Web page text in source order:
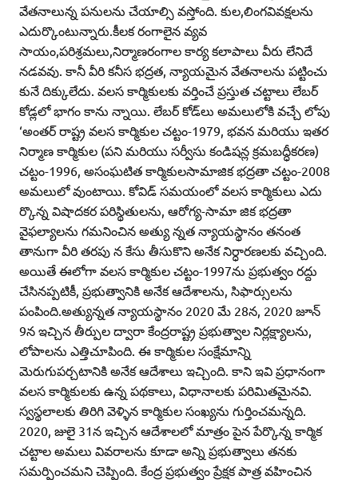
వేతనాలున్న పనులను చేయాల్సి వస్తోంది. కుల,లింగవివక్షలను
ఎదుర్కొంటున్నారు.కీలక రంగాలైన వ్యవ
సాయం,పరిశ్రమలు,నిర్మాణరంగాల కార్య కలాపాలు వీరు లేనిదే
నడవవు. కానీ వీరి కనీస భద్రత, న్యాయమైన వేతనాలను పట్టించు
కునే దిక్కులేదు. వలస కార్మికులకు వర్తించే ప్రస్తుత చట్టాలు లేబర్‌
కోడ్లలో భాగం కాను న్నాయి. లేబర్‌ కోడ్‌లు అమలులోకి వచ్చే లోపు
‘అంతర్‌ రాష్ట్ర వలస కార్మికుల చట్టం-1979, భవన మరియు ఇతర
నిర్మాణ కార్మికుల (పని మరియు సర్వీసు కండిషన్ల క్రమబద్ధీకరణ)
చట్టం-1996, అసంఘటిత కార్మికులసామాజిక భద్రతా చట్టం-2008
అమలులో వుంటాయి. కోవిడ్‌ సమయంలో వలస కార్మికులు ఎదు
ర్కొన్న విషాదకర పరిస్థితులను, ఆరోగ్య-సామా జిక భద్రతా
వైఫల్యాలను గమనించిన అత్యు న్నత న్యాయస్థానం తనంత
తానుగా వీరి తరపు న కేసు తీసుకొని అనేక నిర్ధారణలకు వచ్చింది.
అయితే ఈలోగా వలస కార్మికుల చట్టం-1997ను ప్రభుత్వం రద్దు
చేసినప్పటికీ, ప్రభుత్వానికి అనేక ఆదేశాలను, సిఫార్సులను
పంపింది.అత్యున్నత న్యాయస్థానం 2020 మే 28న, 2020 జూన్‌
9న ఇచ్చిన తీర్పుల ద్వారా కేంద్రరాష్ట్ర ప్రభుత్వాల నిర్లక్ష్యాలను,
లోపాలను ఎత్తిచూపింది. ఈ కార్మికుల సంక్షేమాన్ని
మెరుగుపర్చటానికి అనేక ఆదేశాలు ఇచ్చింది. కాని ఇవి ప్రధానంగా
వలస కార్మికులకు ఉన్న పథకాలు, విధానాలకు పరిమితమైనవి.
స్వస్థలాలకు తిరిగి వెళ్ళిన కార్మికుల సంఖ్యను గుర్తించమన్నది.
2020, జులై 31న ఇచ్చిన ఆదేశాలలో మాత్రం పైన పేర్కొన్న కార్మిక
చట్టాల అమలు వివరాలను కూడా అన్ని ప్రభుత్వాలు తనకు
సమర్పించమని చెప్పింది. కేంద్ర ప్రభుత్వం ప్రేక్షక పాత్ర వహించిన